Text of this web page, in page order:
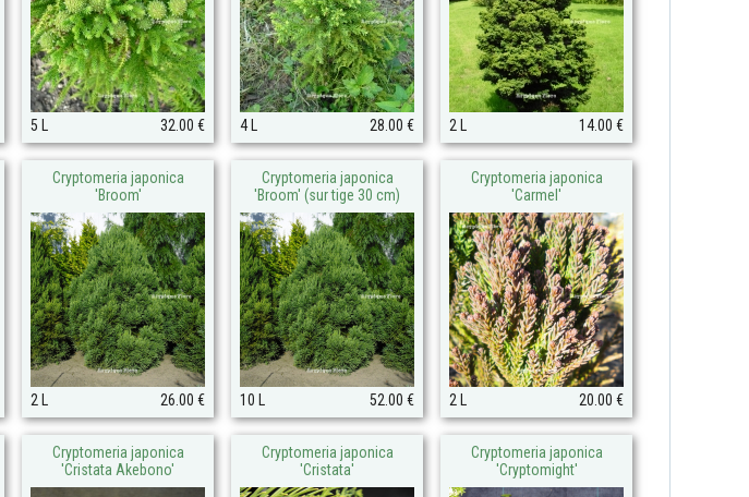
5 L 32.00 € 4 L 28.00 € 2 L 14.00 €
Cryptomeria japonica
'Broom'
2 L 26.00 €
Cryptomeria japonica
'Broom' (sur tige 30 cm)
10 L 52.00 €
Cryptomeria japonica
'Carmel'
2 L 20.00 €
Cryptomeria japonica
'Cristata Akebono'
Cryptomeria japonica
'Cristata'
Cryptomeria japonica
'Cryptomight'